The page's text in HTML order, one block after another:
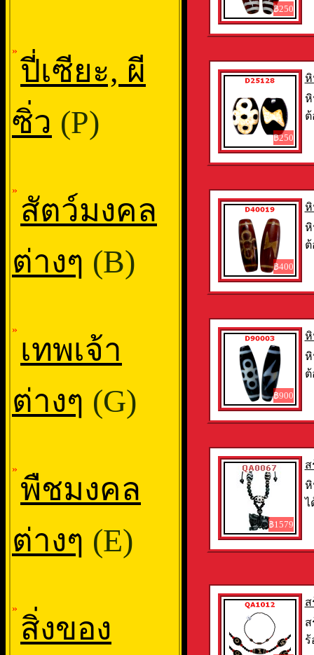
»
ปี่เซียะ, ผี
ซิ่ว (P)
»
สัตว์มงคล
ต่างๆ (B)
»
เทพเจ้า
ต่างๆ (G)
»
พืชมงคล
ต่างๆ (E)
»
สิ่งของ
฿250
฿250
หิ
หิ
ต้
฿400
หิ
หิ
ต้
฿900
หิ
หิ
ต้
฿1579
หิ
ไ
ร้